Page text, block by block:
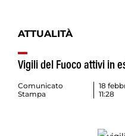
ATTUALITÀ
Vigili del Fuoco attivi in
Comunicato
Stampa
18
11:28